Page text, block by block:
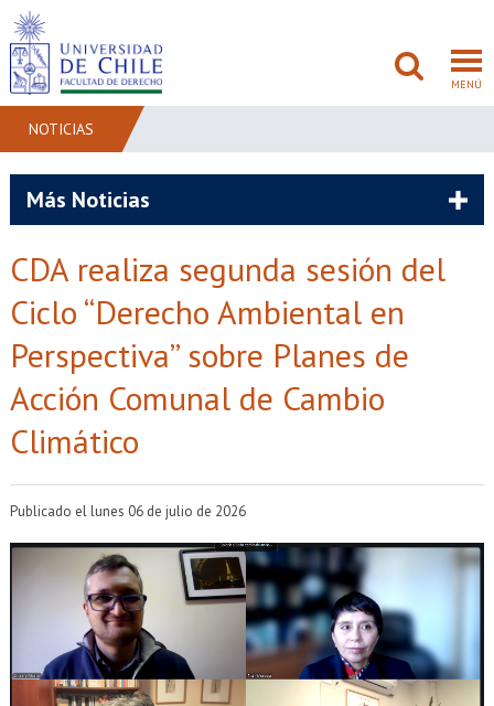
MENÚ
POSTGRADO
ADMISIÓN
INVESTIGACIÓN
Académicos Estudiantes
Egresados Funcionarios
NOTICIAS
Más Noticias
CDA realiza segunda sesión del
Ciclo “Derecho Ambiental en
Perspectiva” sobre Planes de
Acción Comunal de Cambio
Climático
Publicado el lunes 06 de julio de 2026